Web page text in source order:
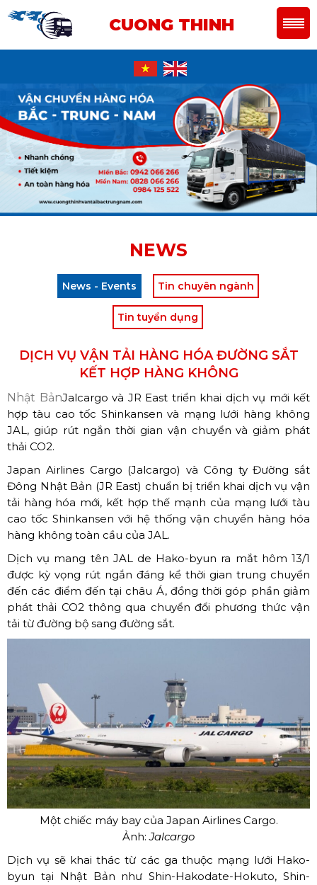
CUONG THINH
NEWS
News - Events Tin chuyên ngành
Tin tuyển dụng
DỊCH VỤ VẬN TẢI HÀNG HÓA ĐƯỜNG SẮT
KẾT HỢP HÀNG KHÔNG
Nhật BảnJalcargo và JR East triển khai dịch vụ mới kết
hợp tàu cao tốc Shinkansen và mạng lưới hàng không
JAL, giúp rút ngắn thời gian vận chuyển và giảm phát
thải CO2.
Japan Airlines Cargo (Jalcargo) và Công ty Đường sắt
Đông Nhật Bản (JR East) chuẩn bị triển khai dịch vụ vận
tải hàng hóa mới, kết hợp thế mạnh của mạng lưới tàu
cao tốc Shinkansen với hệ thống vận chuyển hàng hóa
hàng không toàn cầu của JAL.
Dịch vụ mang tên JAL de Hako-byun ra mắt hôm 13/1
được kỳ vọng rút ngắn đáng kể thời gian trung chuyển
đến các điểm đến tại châu Á, đồng thời góp phần giảm
phát thải CO2 thông qua chuyển đổi phương thức vận
tải từ đường bộ sang đường sắt.
Một chiếc máy bay của Japan Airlines Cargo.
Ảnh:Jalcargo
Dịch vụ sẽ khai thác từ các ga thuộc mạng lưới Hako-
byun tại Nhật Bản như Shin-Hakodate-Hokuto, Shin-